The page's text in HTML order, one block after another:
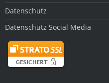
Datenschutz
Datenschutz Social Media